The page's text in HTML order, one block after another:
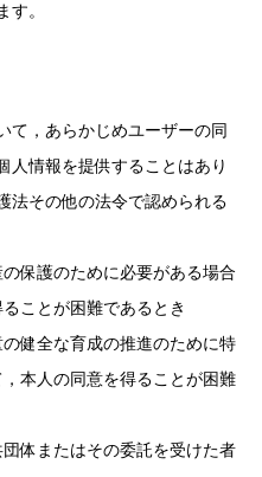
す。
て，あらかじめユーザーの同
人情報を提供することはあり
法その他の法令で認められる
保護のために必要がある場合
ことが困難であるとき
健全な育成の推進のために特
本人の同意を得ることが困難
体またはその委託を受けた者